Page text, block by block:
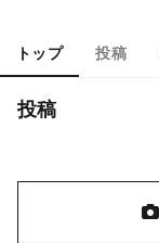
トップ 投稿
投稿